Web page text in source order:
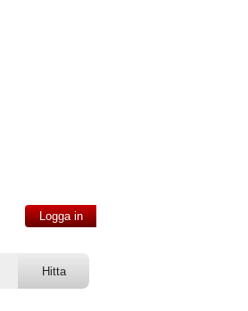
Logga in